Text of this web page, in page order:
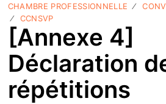
CHAMBRE PROFESSIONNELLE
CCNSVP
[Annexe 4]
Déclaration
répétitions